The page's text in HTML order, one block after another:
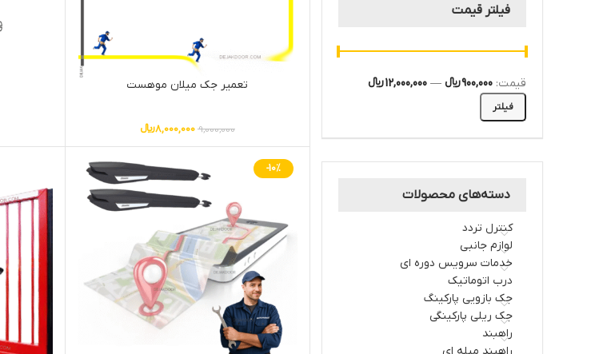
فیلتر قیمت
فیلتر
قیمت: 900,000 ﷼ — 12,000,000 ﷼
دسته‌های محصولات
کنترل تردد
لوازم جانبی
خدمات سرویس دوره ای
درب اتوماتیک
جک بازویی پارکینگ
جک ریلی پارکینگی
راهبند
تعمیر جک میلان موهست
9,000,000
8,000,000﷼
-10%